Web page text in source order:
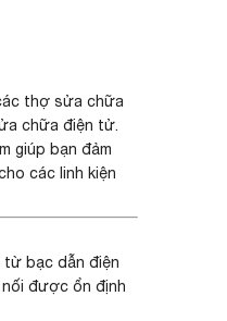
thợ sửa chữa
chữa điện tử.
giúp bạn đảm
các linh kiện
từ bạc dẫn điện
được ổn định